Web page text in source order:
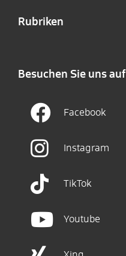
Rubriken
Besuchen Sie uns auf
Facebook
Instagram
TikTok
Youtube